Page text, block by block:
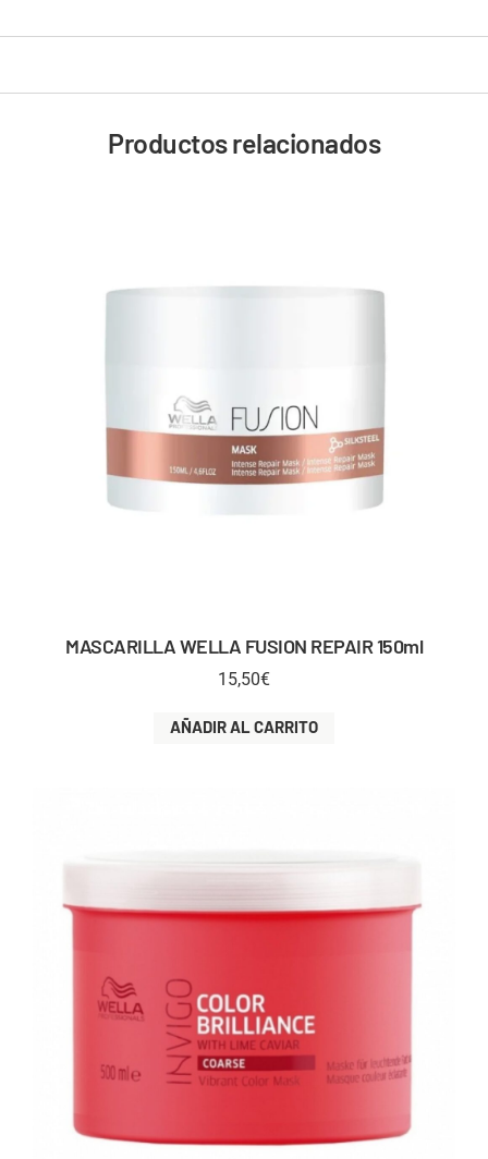
Productos relacionados
MASCARILLA WELLA FUSION REPAIR 150ml
15,50€
AÑADIR AL CARRITO